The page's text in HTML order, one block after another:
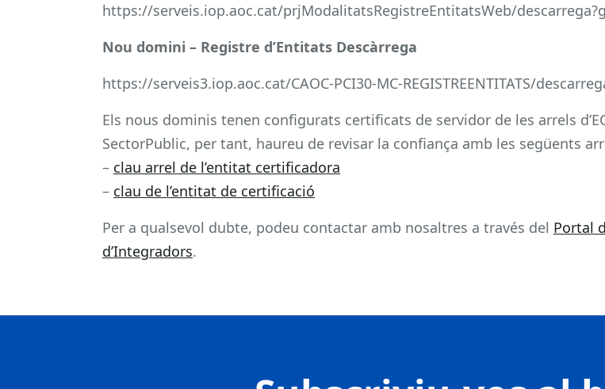
https://serveis.iop.aoc.cat/prjModalitatsRegistreEntitatsWeb/
Nou domini – Registre d’Entitats Descàrrega
https://serveis3.iop.aoc.cat/CAOC-PCI30-MC-REGISTREENTITATS/
Els nous dominis tenen configurats certificats de servidor de les arrels
SectorPublic, per tant, haureu de revisar la confiança amb les següents
– clau arrel de l’entitat certificadora
– clau de l’entitat de certificació
Per a qualsevol dubte, podeu contactar amb nosaltres a través del Portal
d’Integradors.